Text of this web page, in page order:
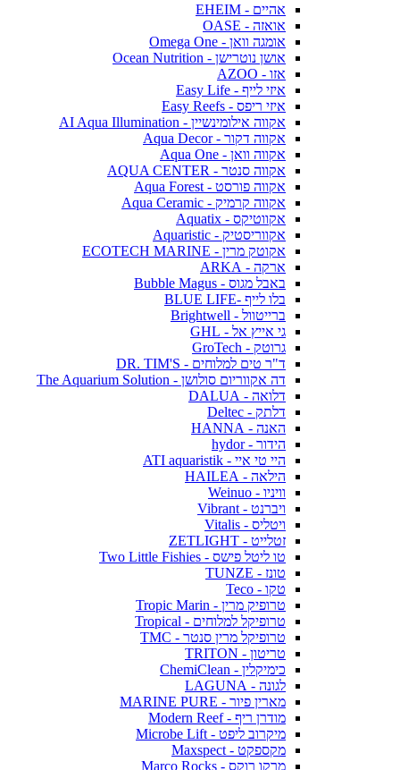
אהיים - EHEIM
אואזה - OASE
אומגה וואן - Omega One
אושן נוטרישן - Ocean Nutrition
אזו - AZOO
איזי לייף - Easy Life
איזי ריפס - Easy Reefs
אקווה אילומינשיין - AI Aqua Illumination
אקווה דקור - Aqua Decor
אקווה וואן - Aqua One
אקווה סנטר - AQUA CENTER
אקווה פורסט - Aqua Forest
אקווה קרמיק - Aqua Ceramic
אקווטיקס - Aquatix
אקווריסטיק - Aquaristic
אקוטק מרין - ECOTECH MARINE
ארקה - ARKA
באבל מגוס - Bubble Magus
בלו לייף -BLUE LIFE
ברייטוול - Brightwell
גי אייץ אל - GHL
גרוטק - GroTech
ד"ר טים למלוחים - DR. TIM'S
דה אקווריום סולושן - The Aquarium Solution
דלואה - DALUA
דלתק - Deltec
האנה - HANNA
הידור - hydor
היי טי איי - ATI aquaristik
הילאה - HAILEA
וויניו - Weinuo
ויברנט - Vibrant
ויטליס - Vitalis
זטלייט - ZETLIGHT
טו ליטל פישס - Two Little Fishies
טונז - TUNZE
טקו - Teco
טרופיק מרין - Tropic Marin
טרופיקל למלוחים - Tropical
טרופיקל מרין סנטר - TMC
טריטון - TRITON
כימיקלין - ChemiClean
לגונה - LAGUNA
מארין פיור - MARINE PURE
מודרן ריף - Modern Reef
מיקרוב ליפט - Microbe Lift
מקספקט - Maxspect
מרקו רוקס - Marco Rocks